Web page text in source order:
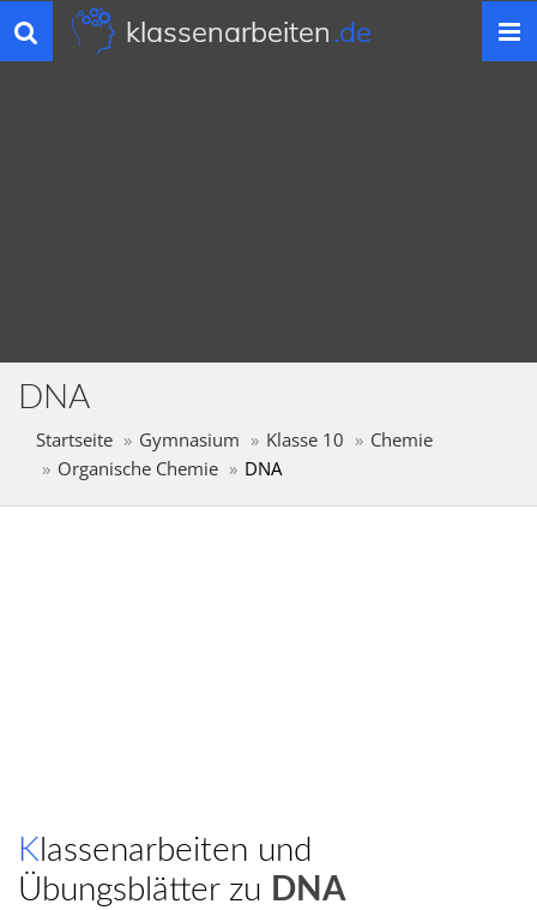
Toggle
navigation
klassenarbeiten.de
DNA
Startseite Gymnasium Klasse 10
Chemie
Organische Chemie
DNA
Klassenarbeiten und
Übungsblätter zu DNA